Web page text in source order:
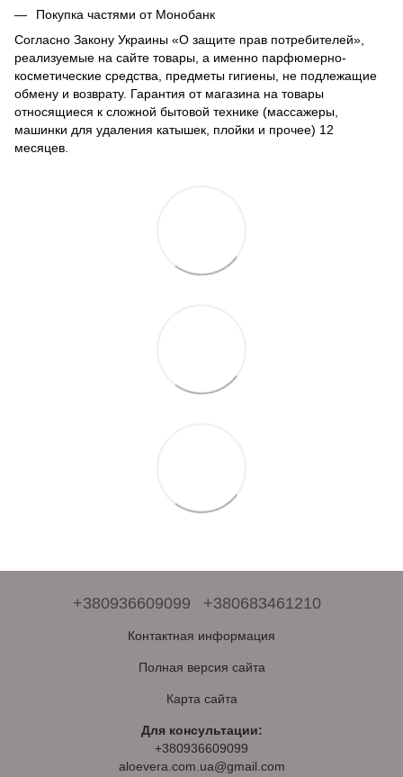
Покупка частями от Монобанк
Согласно Закону Украины «О защите прав потребителей»,
реализуемые на сайте товары, а именно парфюмерно-
косметические средства, предметы гигиены, не подлежащие
обмену и возврату. Гарантия от магазина на товары
относящиеся к сложной бытовой технике (массажеры,
машинки для удаления катышек, плойки и прочее) 12
месяцев.
+380936609099 +380683461210
Контактная информация
Полная версия сайта
Карта сайта
Для консультации:
+380936609099
aloevera.com.ua@gmail.com